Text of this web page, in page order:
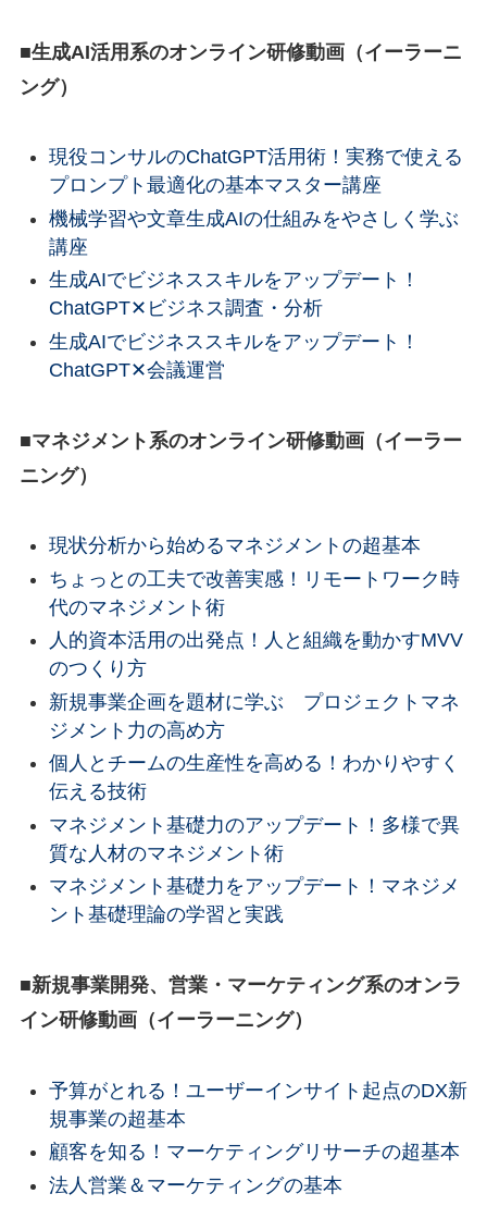
■生成AI活用系のオンライン研修動画（イーラーニ
ング）
現役コンサルのChatGPT活用術！実務で使える
プロンプト最適化の基本マスター講座
機械学習や文章生成AIの仕組みをやさしく学ぶ
講座
生成AIでビジネススキルをアップデート！
ChatGPT✕ビジネス調査・分析
生成AIでビジネススキルをアップデート！
ChatGPT✕会議運営
■マネジメント系のオンライン研修動画（イーラー
ニング）
現状分析から始めるマネジメントの超基本
ちょっとの工夫で改善実感！リモートワーク時
代のマネジメント術
人的資本活用の出発点！人と組織を動かすMVV
のつくり方
新規事業企画を題材に学ぶ プロジェクトマネ
ジメント力の高め方
個人とチームの生産性を高める！わかりやすく
伝える技術
マネジメント基礎力のアップデート！多様で異
質な人材のマネジメント術
マネジメント基礎力をアップデート！マネジメ
ント基礎理論の学習と実践
■新規事業開発、営業・マーケティング系のオンラ
イン研修動画（イーラーニング）
予算がとれる！ユーザーインサイト起点のDX新
規事業の超基本
顧客を知る！マーケティングリサーチの超基本
法人営業＆マーケティングの基本